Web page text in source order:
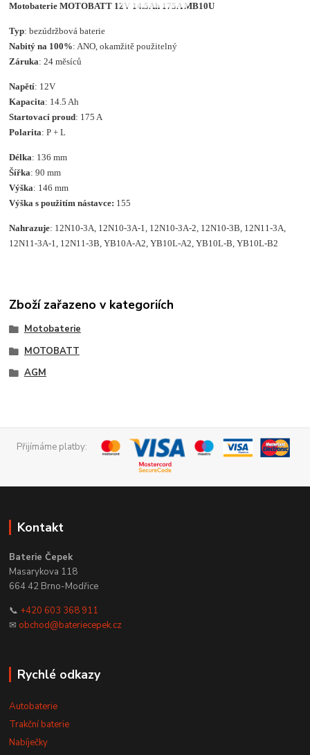
Motobaterie MOTOBATT 12V 14.5Ah 175A MB10U
Typ: bezúdržbová baterie
Nabitý na 100%: ANO, okamžitě použitelný
Záruka: 24 měsíců
Napětí: 12V
Kapacita: 14.5 Ah
Startovací proud: 175 A
Polarita: P + L
Délka: 136 mm
Šířka: 90 mm
Výška: 146 mm
Výška s použitím nástavce: 155
Nahrazuje: 12N10-3A, 12N10-3A-1, 12N10-3A-2, 12N10-3B, 12N11-3A,
12N11-3A-1, 12N11-3B, YB10A-A2, YB10L-A2, YB10L-B, YB10L-B2
Zboží zařazeno v kategoriích
Motobaterie
MOTOBATT
AGM
Přijímáme platby:
Kontakt
Baterie Čepek
Masarykova 118
664 42 Brno-Modřice
📞 +420 603 368 911
✉ obchod@bateriecepek.cz
Rychlé odkazy
Autobaterie
Trakční baterie
Nabíječky